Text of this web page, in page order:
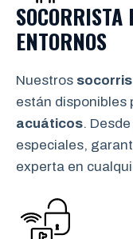
SOCORRISTA
ENTORNOS
Nuestros
están disponibles
acuáticos.
especiales,
experta en